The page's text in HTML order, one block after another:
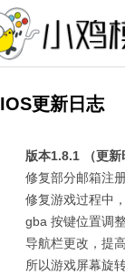
IOS更新日志
版本1.8.1 （更新
修复部分邮箱注
修复游戏过程中
gba 按键位置调
导航栏更改，提
所以游戏屏幕旋